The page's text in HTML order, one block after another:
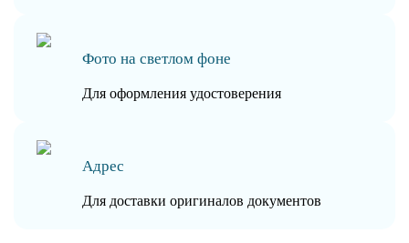
Фото на светлом фоне
Для оформления удостоверения
Адрес
Для доставки оригиналов документов